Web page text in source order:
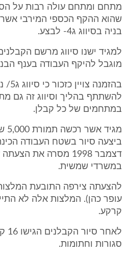
שהוא ההקף הכספי המירבי אשר
בניה בסיווג ג4- לבצע.
מוגבל להיקף העבודה בענף
להשתתף בהליך וסיווג זה גם
במתחמים של כל קבלן.
ביצעה סיור בשטח העבודה
דצמבר 1998 מסרה את
במשרדי שמשית.
להצעתה צירפה התובעת
עופר כהן). המלצות אלה לא
קרקע.
סגורות וחתומות.